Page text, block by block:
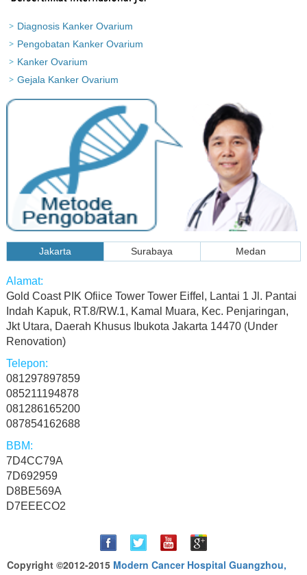
Diagnosis Kanker Ovarium
Pengobatan Kanker Ovarium
Kanker Ovarium
Gejala Kanker Ovarium
Jakarta Surabaya Medan
Gold Coast PIK Ofiice Tower Tower Eiffel, Lantai 1 Jl. Pantai
Indah Kapuk, RT.8/RW.1, Kamal Muara, Kec. Penjaringan,
Jkt Utara, Daerah Khusus Ibukota Jakarta 14470 (Under
Renovation)
081297897859
085211194878
081286165200
087854162688
7D4CC79A
7D692959
D8BE569A
D7EEECO2
Copyright ©2012-2015 Modern Cancer Hospital Guangzhou,